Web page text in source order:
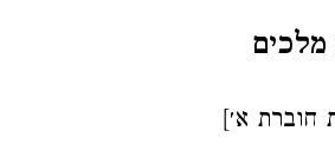
חוברת א׳]